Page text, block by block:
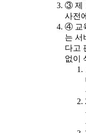
③ 제
사전
④ 교
는 서
다고
없이